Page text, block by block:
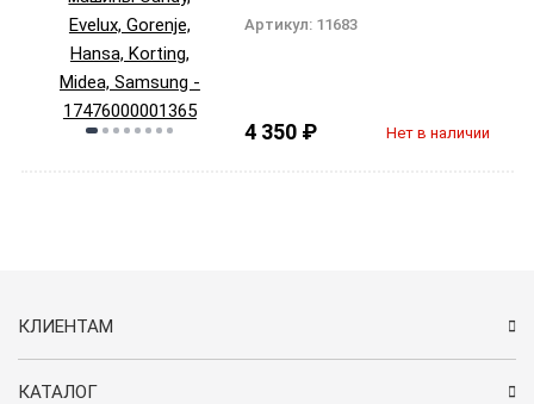
Артикул: 11683
4 350 ₽ Нет в наличии
КЛИЕНТАМ
КАТАЛОГ